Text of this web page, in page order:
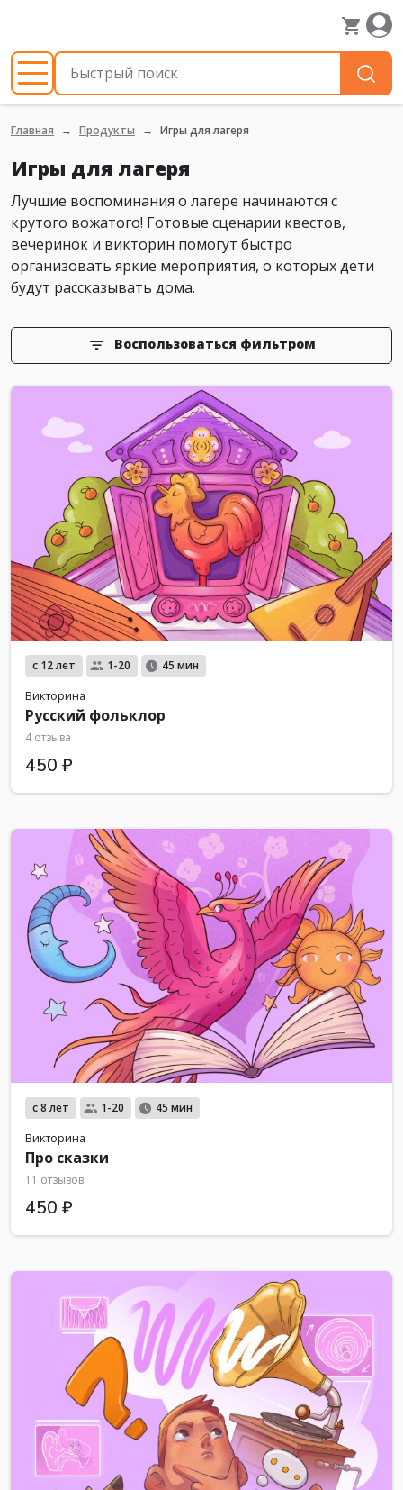
Главная Продукты Игры для лагеря
Игры для лагеря
Лучшие воспоминания о лагере начинаются с
крутого вожатого! Готовые сценарии квестов,
вечеринок и викторин помогут быстро
организовать яркие мероприятия, о которых дети
будут рассказывать дома.
Воспользоваться фильтром
с 12 лет 1-20 45 мин
Викторина
Русский фольклор
4 отзыва
450 ₽
с 8 лет 1-20 45 мин
Викторина
Про сказки
11 отзывов
450 ₽